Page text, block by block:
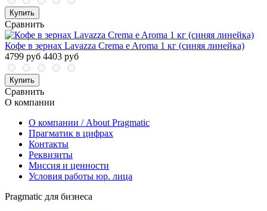
Купить
Сравнить
Кофе в зернах Lavazza Crema e Aroma 1 кг (синяя линейка)
4799 руб 4403 руб
Купить
Сравнить
О компании
О компании / About Pragmatic
Прагматик в цифрах
Контакты
Реквизиты
Миссия и ценности
Условия работы юр. лица
Pragmatic для бизнеса